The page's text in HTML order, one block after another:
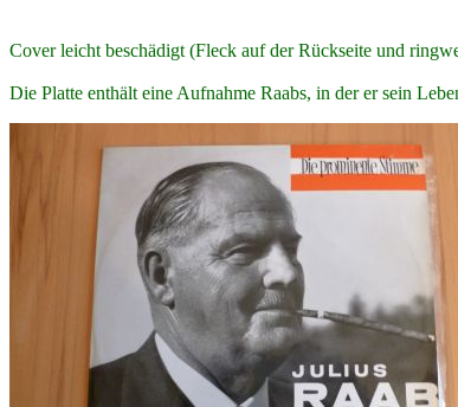
Cover leicht beschädigt (Fleck auf der Rückseite und
Die Platte enthält eine Aufnahme Raabs, in der er sein